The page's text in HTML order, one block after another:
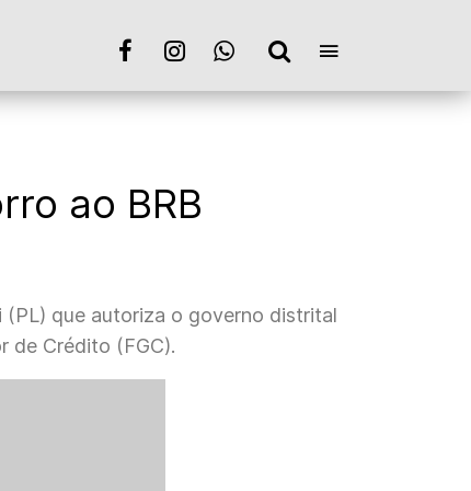
ao BRB
que autoriza o governo distrital
de Crédito (FGC).